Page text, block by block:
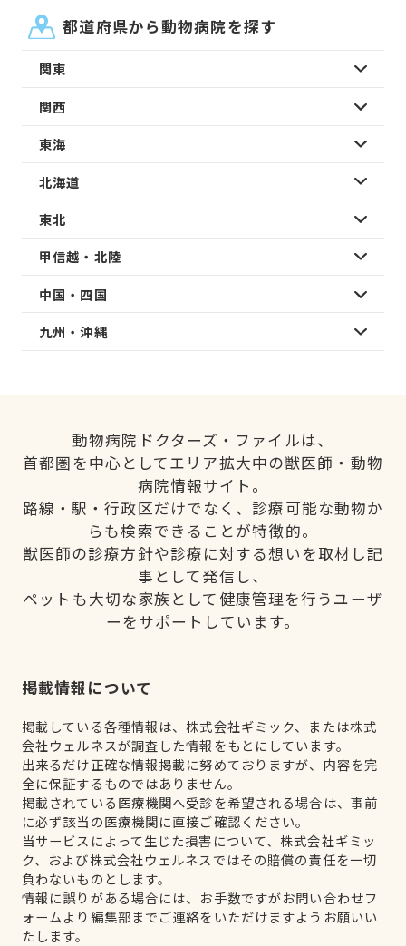
都道府県から動物病院を探す
関東
関西
東海
北海道
東北
甲信越・北陸
中国・四国
九州・沖縄
動物病院ドクターズ・ファイルは、
首都圏を中心としてエリア拡大中の獣医師・動物
病院情報サイト。
路線・駅・行政区だけでなく、診療可能な動物か
らも検索できることが特徴的。
獣医師の診療方針や診療に対する想いを取材し記
事として発信し、
ペットも大切な家族として健康管理を行うユーザ
ーをサポートしています。
掲載情報について
掲載している各種情報は、株式会社ギミック、または株式
会社ウェルネスが調査した情報をもとにしています。
出来るだけ正確な情報掲載に努めておりますが、内容を完
全に保証するものではありません。
掲載されている医療機関へ受診を希望される場合は、事前
に必ず該当の医療機関に直接ご確認ください。
当サービスによって生じた損害について、株式会社ギミッ
ク、および株式会社ウェルネスではその賠償の責任を一切
負わないものとします。
情報に誤りがある場合には、お手数ですがお問い合わせフ
ォームより編集部までご連絡をいただけますようお願いい
たします。